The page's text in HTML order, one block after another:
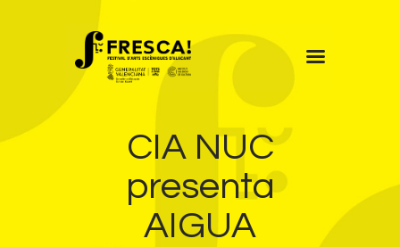
CIA NUC
presenta
AIGUA
Programa
Contacte